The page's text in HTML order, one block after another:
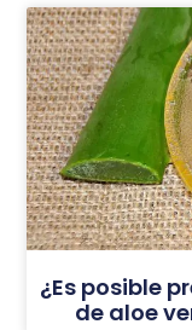
¿Es posible
de aloe